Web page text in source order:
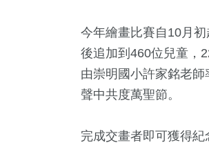
今年繪畫比賽自10月
後追加到460位兒童，
由崇明國小許家銘老
聲中共度萬聖節。
完成交畫者即可獲得